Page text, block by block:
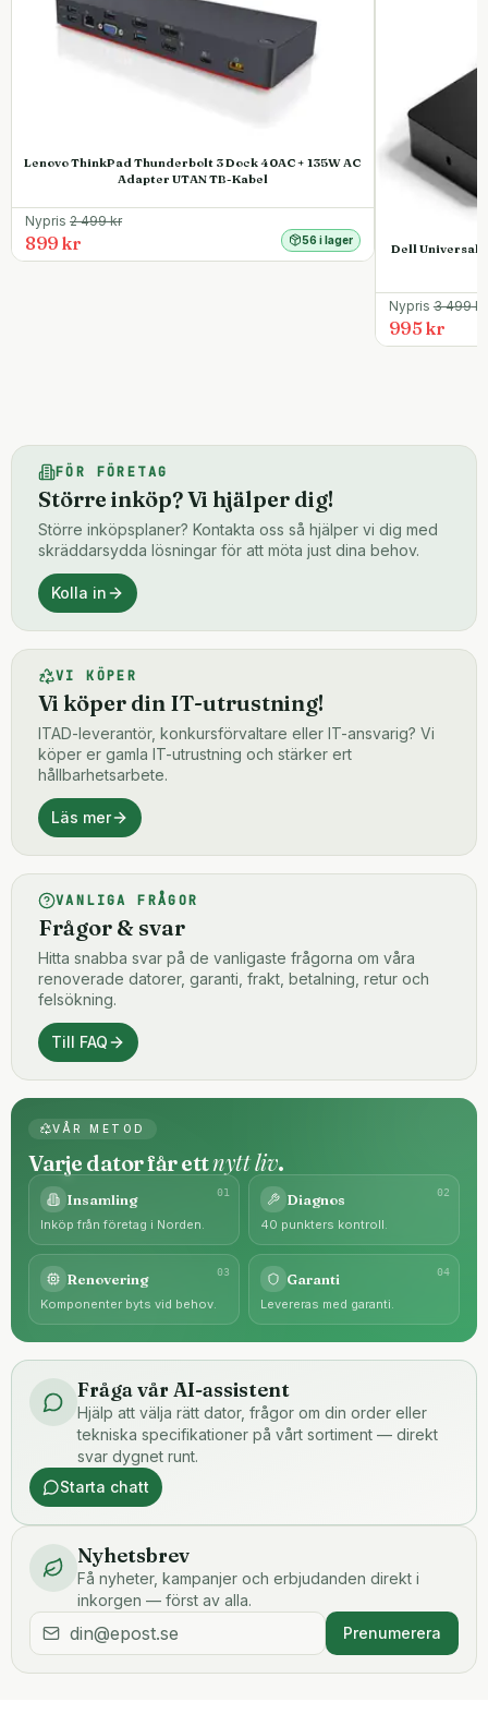
Lenovo ThinkPad Thunderbolt 3 Dock 40AC + 135W AC
Adapter UTAN TB-Kabel
Nypris 2 499kr
899 kr 56 i lager
Dell Universal
Nypris3 499kr
995 kr
FÖR FÖRETAG
Större inköp? Vi hjälper dig!
Större inköpsplaner? Kontakta oss så hjälper vi dig med
skräddarsydda lösningar för att möta just dina behov.
Kolla in
VI KÖPER
Vi köper din IT-utrustning!
ITAD-leverantör, konkursförvaltare eller IT-ansvarig? Vi
köper er gamla IT-utrustning och stärker ert
hållbarhetsarbete.
Läs mer
VANLIGA FRÅGOR
Frågor & svar
Hitta snabba svar på de vanligaste frågorna om våra
renoverade datorer, garanti, frakt, betalning, retur och
felsökning.
Till FAQ
VÅR METOD
Varje dator får ettnytt liv.
01
Insamling
Inköp från företag i Norden.
02
Diagnos
40 punkters kontroll.
03
Renovering
Komponenter byts vid behov.
04
Garanti
Levereras med garanti.
Fråga vår AI-assistent
Hjälp att välja rätt dator, frågor om din order eller
tekniska specifikationer på vårt sortiment — direkt
svar dygnet runt.
Starta chatt
Nyhetsbrev
Få nyheter, kampanjer och erbjudanden direkt i
inkorgen — först av alla.
Prenumerera